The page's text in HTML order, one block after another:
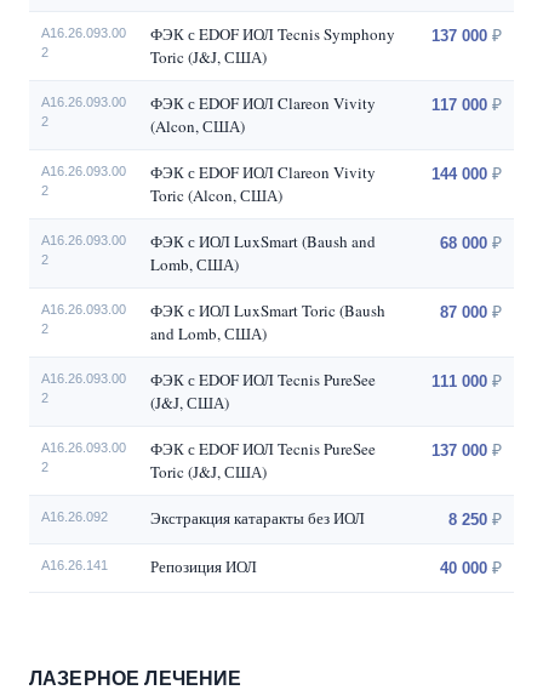
A16.26.093.00
2
ФЭК с EDOF ИОЛ Tecnis Symphony
Toric (J&J, США)
137 000
A16.26.093.00
2
ФЭК с EDOF ИОЛ Clareon Vivity
(Alcon, США)
117 000
A16.26.093.00
2
ФЭК с EDOF ИОЛ Clareon Vivity
Toric (Alcon, США)
144 000
A16.26.093.00
2
ФЭК с ИОЛ LuxSmart (Baush and
Lomb, США)
68 000
A16.26.093.00
2
ФЭК с ИОЛ LuxSmart Toric (Baush
and Lomb, США)
87 000
A16.26.093.00
2
ФЭК с EDOF ИОЛ Tecnis PureSee
(J&J, США)
111 000
A16.26.093.00
2
ФЭК с EDOF ИОЛ Tecnis PureSee
Toric (J&J, США)
137 000
A16.26.092 Экстракция катаракты без ИОЛ 8 250
A16.26.141 Репозиция ИОЛ 40 000
ЛАЗЕРНОЕ ЛЕЧЕНИЕ